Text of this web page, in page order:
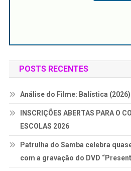
POSTS RECENTES
Análise do Filme: Balística (2026)
INSCRIÇÕES ABERTAS PARA O
ESCOLAS 2026
Patrulha do Samba celebra
com a gravação do DVD